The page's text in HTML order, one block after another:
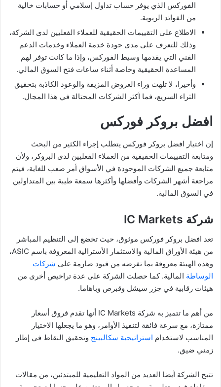
الفوركس الذي يوفر حساب تداول إسلامي أو حسابات خالية
من الفوائد الربوية.
الاطلاع على التقييمات الحقيقية للعملاء الفعليين لدى الشركة،
وذلك للتعرف على مدى جودة خدمة العملاء وخدمات الدعم
الفني التي يقدمها وسيط الفوركس، وإذا ما كانت توفر لهم
المساعدة الحقيقية وخاصة أثناء ساعات فتح السوق المالي.
وأخيرا، لا تلهث وراء العروض المزيفة والوعود الكاذبة بتحقيق
الثراء السريع، فما أكثر الشركات المحتالة في هذا المجال.
افضل بروكر فوركس
إن اختيار افضل بروكر فوركس يتطلب إجراء الكثير من البحث
ومتابعة التقييمات الحقيقية من العملاء الفعليين لدى البروكر، ولأن
متابعة جميع الشركات الموجودة في الأسواق أمر صعب للغاية، فيتم
مراجعة أشهر الشركات وأفضلها وأكثرها سمعة طيبة بين المتداولين
في السوق المالية.
شركة IC Markets
تعد افضل بروكر فوركس موثوق، حيث تخضع إلى التنظيم المباشر
من هيئة الأوراق المالية والاستثمار الأسترالية المعروفة باسم ASIC،
وهذه الهيئة معروفة بما تفرضه من قيود صارمة على شركات
الوساطة المالية. كما حصلت الشركة على عدة تراخيص أخرى من
هيئات رقابية في جزر سيشل وقبرص وباهاما.
من أهم ما تتميز به شركة IC Markets أنها تقدم فروق أسعار
ممتازة، مع سرعة فائقة لتنفيذ الأوامر، وهو ما يجعلها الاختيار
المناسب لاستخدام استراتيجية سكالبينج وتحقيق النقاط في إطار
زمني ضيق.
تتيح الشركة أيضا العديد من المواد التعليمية للمبتدئين، من مقالات